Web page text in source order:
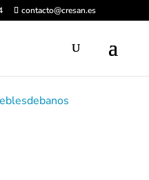
contacto@cresan.es